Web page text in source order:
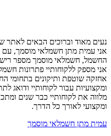
נעים מאוד וברוכים הבאים לאתר
החשמל, חשמלאי מוסמך מספר רישיון :
אני מספק ללקוחותיי פתרונות
אחזקה שוטפת ותיקונים בתחומי
מלווה את לקוחותיי כבר שנים
ומקצועי לאורך כל הדרך.
עמית מתן חשמלאי מוסמך